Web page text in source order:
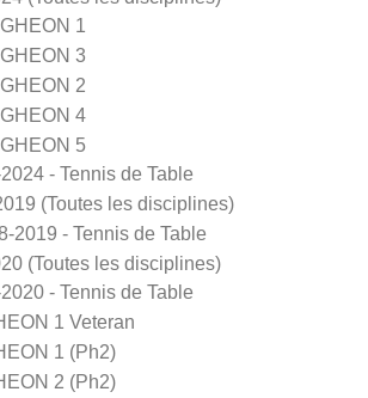
1
3
2
4
5
- Tennis de Table
(Toutes les disciplines)
2019 - Tennis de Table
(Toutes les disciplines)
- Tennis de Table
1 Veteran
1 (Ph2)
2 (Ph2)